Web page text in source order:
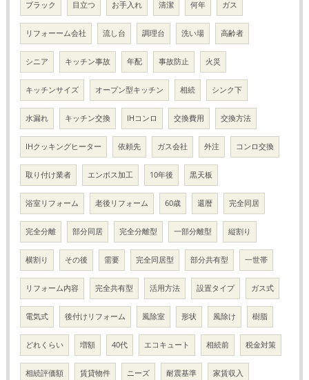
ブラック 目立つ お手入れ 清潔 何年 ガス
リフォーーム会社 流し台 調理台 洗い場 高齢者
シニア キッチン事故 年配 事故防止 火災
キッチンサイズ オープン型キッチン 相続 シンク下
水漏れ キッチン交換 IHコンロ 交換費用 交換方法
IHクッキングヒーター 依頼先 ガス会社 外注 コンロ交換
取り付け業者 エンボス加工 10年後 黒天板
浴室リフォーム 老後リフォーム 60歳 還暦 完全同居
完全分離 部分同居 完全分離型 一部分離型 縦割り
横割り その後 需要 完全同居型 部分共有型 一世帯
リフォーム内容 完全共有型 活用方法 設置タイプ ガス式
電気式 後付けリフォーム 風除室 形状 風除け 樹脂
どれくらい 増額 40代 エコキュート 相続前 税金対策
相続評価額 賃貸物件 ニーズ 耐震基準 家賃収入